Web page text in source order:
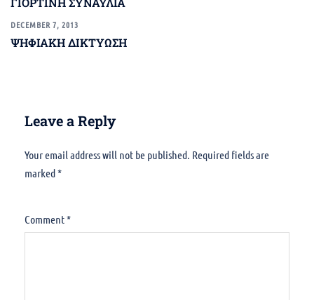
DECEMBER 7, 2013
ΨΗΦΙΑΚΗ ΔΙΚΤYΩΣΗ
Leave a Reply
Your email address will not be published. Required fields are
marked*
Comment*
Alternative: